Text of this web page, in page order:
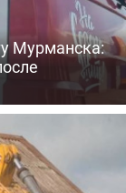
Мурманска: